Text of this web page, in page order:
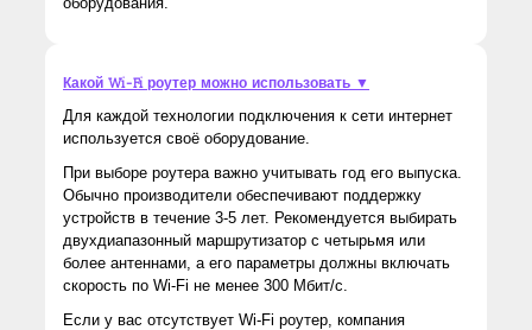
Какой Wi-Fi роутер можно использовать ▼
Для каждой технологии подключения к сети интернет
используется своё оборудование.
При выборе роутера важно учитывать год его выпуска.
Обычно производители обеспечивают поддержку
устройств в течение 3-5 лет. Рекомендуется выбирать
двухдиапазонный маршрутизатор с четырьмя или
более антеннами, а его параметры должны включать
скорость по Wi-Fi не менее 300 Мбит/с.
Если у вас отсутствует Wi-Fi роутер, компания